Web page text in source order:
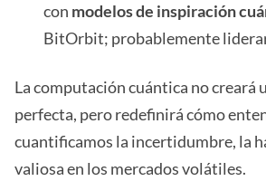
con modelos de inspiración
BitOrbit; probablemente
La computación cuántica no creará
perfecta, pero redefinirá cómo
cuantificamos la incertidumbre, la
valiosa en los mercados volátiles.